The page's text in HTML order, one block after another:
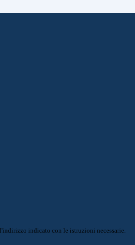
indicato con le istruzioni necessarie.